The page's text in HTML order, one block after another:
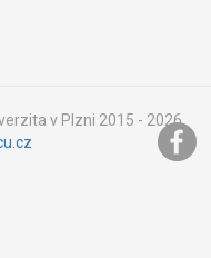
v Plzni 2015 - 2026,